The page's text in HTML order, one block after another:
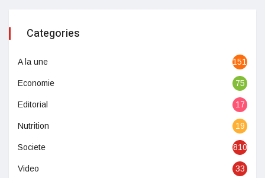
Categories
A la une 1513
Economie 75
Editorial 17
Nutrition 19
Societe 810
Video 33